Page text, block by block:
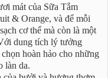
mát của Sữa Tắm
& Orange, và để mỗi
cơ thể mà còn là một
dung tích lý tưởng
hoàn hảo cho những
làn da.